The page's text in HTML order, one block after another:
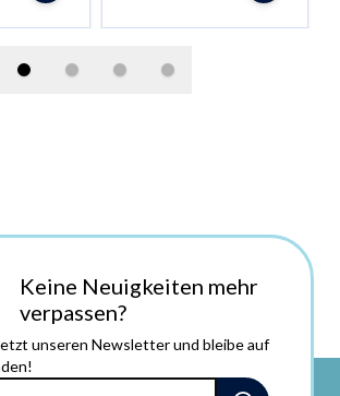
Keine Neuigkeiten mehr
verpassen?
unseren Newsletter und bleibe auf